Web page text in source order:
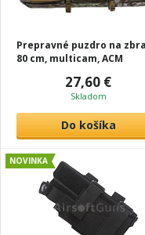
Prepravné puzdro na
80 cm, multicam, ACM
27,60 €
Skladom
Do košíka
NOVINKA